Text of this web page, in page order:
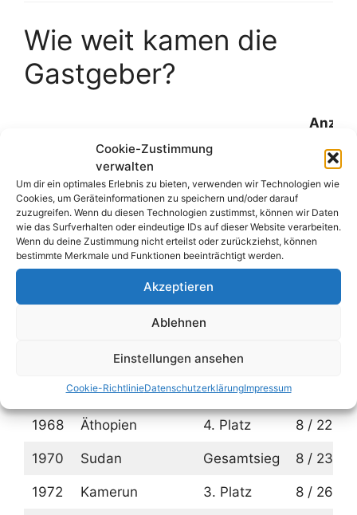
Cookie-Zustimmung
verwalten
Um dir ein optimales Erlebnis zu bieten, verwenden wir Technologien wie
Cookies, um Geräteinformationen zu speichern und/oder darauf
zuzugreifen. Wenn du diesen Technologien zustimmst, können wir Daten
wie das Surfverhalten oder eindeutige IDs auf dieser Website verarbeiten.
Wenn du deine Zustimmung nicht erteilst oder zurückziehst, können
bestimmte Merkmale und Funktionen beeinträchtigt werden.
Akzeptieren
Ablehnen
Einstellungen ansehen
Cookie-RichtlinieDatenschutzerklärungImpressum
Wie weit kamen die
Gastgeber?
Gastgeber Platzierung
Anzahl
/
1957 Sudan 3. Platz 3 / 4
1959
VA Republik
(Ägypten /
Gesamtsieg 3 / 3
Gesamtsieg
Ghana Gesamtsieg
Tunesien 2. Platz
1968 Äthopien 4. Platz 8 / 22
1970 Sudan Gesamtsieg 8 / 23
1972 Kamerun 3. Platz 8 / 26